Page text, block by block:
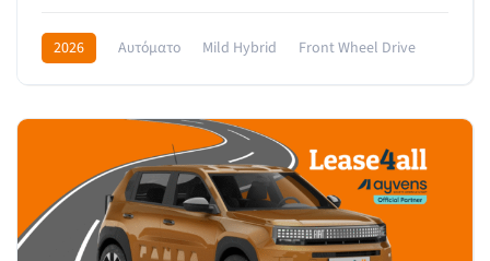
2026 Αυτόματο Mild Hybrid
Front Wheel Drive